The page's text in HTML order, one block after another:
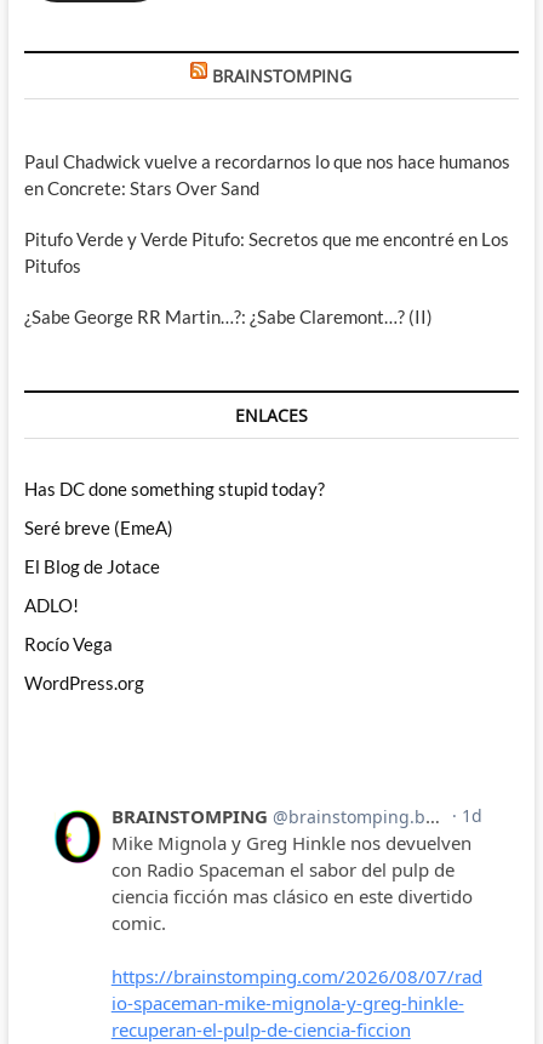
BRAINSTOMPING
Paul Chadwick vuelve a recordarnos lo que nos hace humanos
en Concrete: Stars Over Sand
Pitufo Verde y Verde Pitufo: Secretos que me encontré en Los
Pitufos
¿Sabe George RR Martin…?: ¿Sabe Claremont…? (II)
ENLACES
Has DC done something stupid today?
Seré breve (EmeA)
El Blog de Jotace
ADLO!
Rocío Vega
WordPress.org